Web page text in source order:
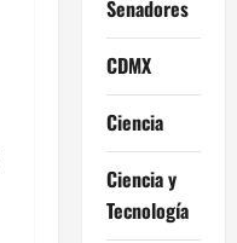
Senadores
CDMX
Ciencia
Ciencia y
Tecnología